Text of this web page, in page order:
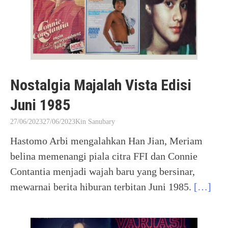
Nostalgia Majalah Vista Edisi
Juni 1985
27/06/202327/06/2023Kin Sanubary
Hastomo Arbi mengalahkan Han Jian, Meriam
belina memenangi piala citra FFI dan Connie
Contantia menjadi wajah baru yang bersinar,
mewarnai berita hiburan terbitan Juni 1985. […]